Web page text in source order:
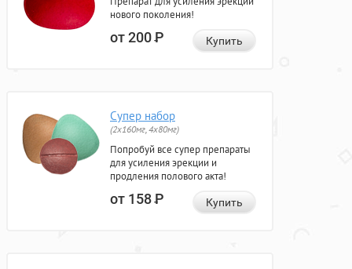
нового поколения!
от 200Р Купить
Супер набор
(2х160мг, 4х80мг)
Попробуй все супер препараты
для усиления эрекции и
продления полового акта!
от 158Р Купить